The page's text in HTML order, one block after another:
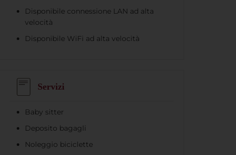
Disponibile connessione LAN ad alta
velocità
Disponibile WiFi ad alta velocità
Servizi
Baby sitter
Deposito bagagli
Noleggio biciclette